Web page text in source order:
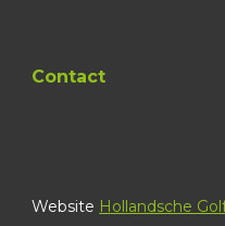
Contact
Website Hollandsche